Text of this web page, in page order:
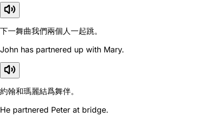
下一舞曲我們兩個人一起跳。
John has partnered up with Mary.
約翰和瑪麗結爲舞伴。
He partnered Peter at bridge.